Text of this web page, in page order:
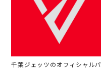
千葉ジェッツのオフィシャルパ